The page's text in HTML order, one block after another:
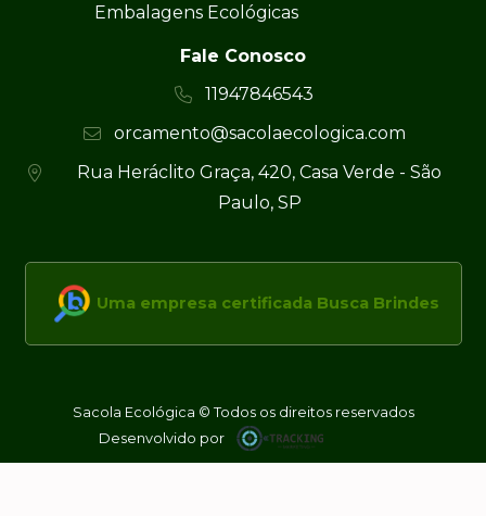
Embalagens Ecológicas
Fale Conosco
11947846543
orcamento@sacolaecologica.com
Rua Heráclito Graça, 420, Casa Verde - São
Paulo, SP
Uma empresa certificada Busca Brindes
Sacola Ecológica © Todos os direitos reservados
Desenvolvido por